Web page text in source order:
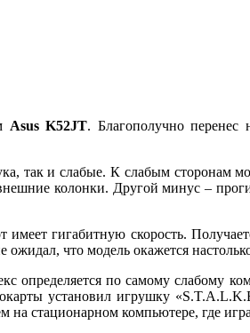
Asus K52JT. Благополучно перенес
так и слабые. К слабым
колонки. Другой минус –
гигабитную скорость.
что модель окажется
определяется по самому слабому
установил игрушку
стационарном компьютере, где